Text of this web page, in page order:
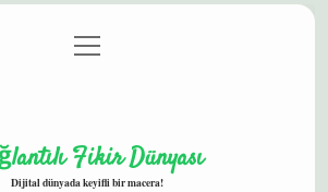
Gizlilik Politikası
menüyü
aç
Fikir Dünyası
Dijital dünyada keyifli bir macera!